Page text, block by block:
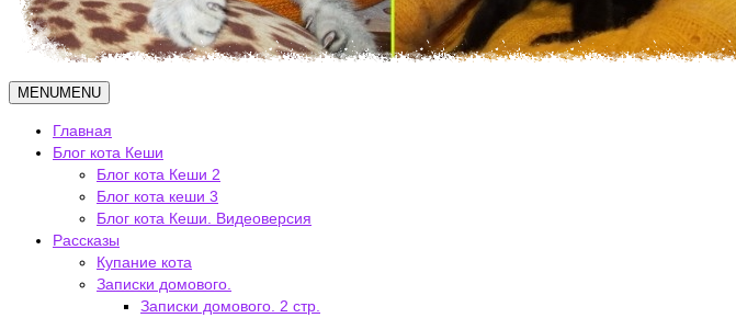
MENUMENU
Главная
Блог кота Кеши
Блог кота Кеши 2
Блог кота кеши 3
Блог кота Кеши. Видеоверсия
Рассказы
Купание кота
Записки домового.
Записки домового. 2 стр.